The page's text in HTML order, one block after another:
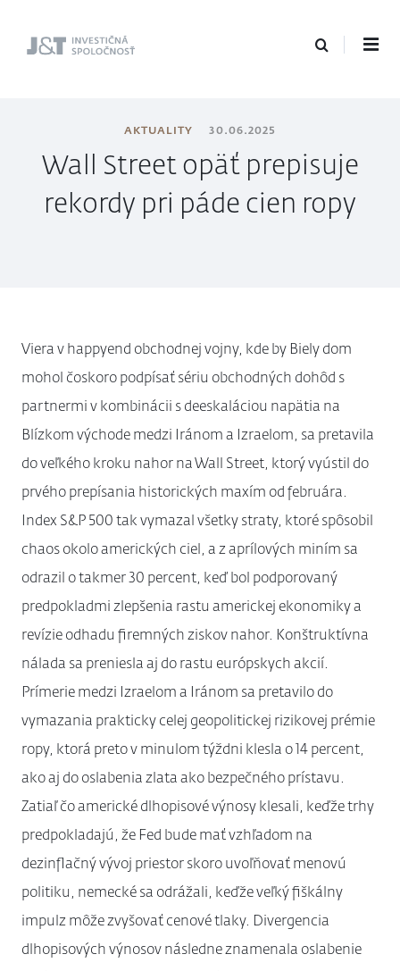
J&T Investičná
AKTUALITY 30.06.2025
Wall Street opäť prepisuje
rekordy pri páde cien ropy
Viera v happyend obchodnej vojny, kde by Biely dom
mohol čoskoro podpísať sériu obchodných dohôd s
partnermi v kombinácii s deeskaláciou napätia na
Blízkom východe medzi Iránom a Izraelom, sa pretavila
do veľkého kroku nahor na Wall Street, ktorý vyústil do
prvého prepísania historických maxím od februára.
Index S&P 500 tak vymazal všetky straty, ktoré spôsobil
chaos okolo amerických ciel, a z aprílových miním sa
odrazil o takmer 30 percent, keď bol podporovaný
predpokladmi zlepšenia rastu americkej ekonomiky a
revízie odhadu firemných ziskov nahor. Konštruktívna
nálada sa preniesla aj do rastu európskych akcií.
Prímerie medzi Izraelom a Iránom sa pretavilo do
vymazania prakticky celej geopolitickej rizikovej prémie
ropy, ktorá preto v minulom týždni klesla o 14 percent,
ako aj do oslabenia zlata ako bezpečného prístavu.
Zatiaľ čo americké dlhopisové výnosy klesali, keďže trhy
predpokladajú, že Fed bude mať vzhľadom na
dezinflačný vývoj priestor skoro uvoľňovať menovú
politiku, nemecké sa odrážali, keďže veľký fiškálny
impulz môže zvyšovať cenové tlaky. Divergencia
dlhopisových výnosov následne znamenala oslabenie